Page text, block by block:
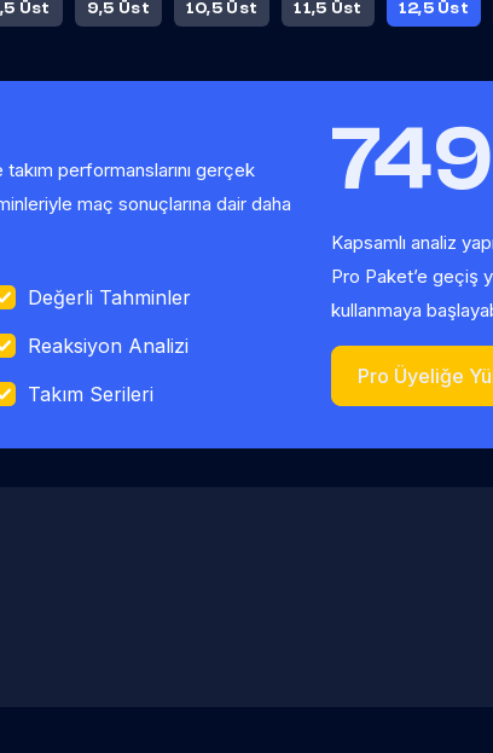
Üst 9,5 Üst 10,5 Üst 11,5 Üst 12,5 Üst
takım performanslarını gerçek
maç sonuçlarına dair daha
Değerli Tahminler
Reaksiyon Analizi
Takım Serileri
Kapsamlı analiz
Pro Paket’e geçiş
kullanmaya
Pro Üyeliğe